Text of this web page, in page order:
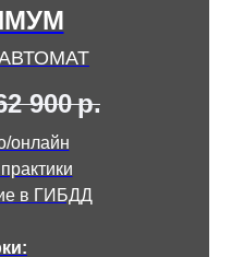
900р.
онлайн
в ГИБДД